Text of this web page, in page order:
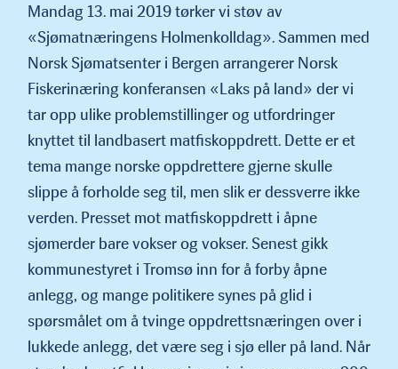
Mandag 13. mai 2019 tørker vi støv av
«Sjømatnæringens Holmen­kolldag». Sammen med
Norsk Sjømatsenter i Bergen arrangerer Norsk
Fiskerinæring konferansen «Laks på land» der vi
tar opp ulike problemstillinger og utfordringer
knyttet til landbasert matfis­koppdrett. Dette er et
tema mange norske oppdrettere gjerne skulle
slippe å forholde seg til, men slik er dessverre ikke
verden. Presset mot matfiskoppdrett i åpne
sjømerder bare vokser og vokser. Senest gikk
kommunestyret i Tromsø inn for å forby åpne
anlegg, og mange politikere synes på glid i
spørsmålet om å tvinge oppdrettsnæringen over i
lukkede anlegg, det være seg i sjø eller på land. Når